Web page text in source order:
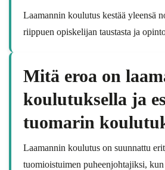
Laamannin koulutus kestää yleensä
riippuen opiskelijan taustasta ja
Mitä eroa on
koulutuksella ja
tuomarin
Laamannin koulutus on suunnattu
tuomioistuimen puheenjohtajiksi, kun